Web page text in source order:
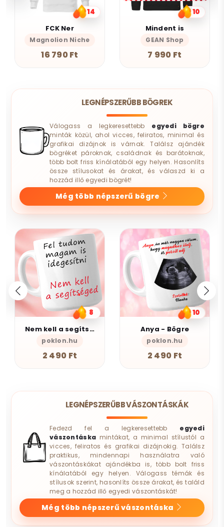
14
FCK Ner
Magnolion Niche
16 790 Ft
10
Mindent is
GEAN Shop
7 990 Ft
LEGNÉPSZERŰBB BÖGREK
Válogass a legkeresettebb egyedi bögre
minták közül, ahol vicces, feliratos, minimal és
grafikai dizájnok is várnak. Találsz ajándék
bögréket pároknak, családnak és barátoknak,
több bolt friss kínálatából egy helyen. Hasonlíts
össze stílusokat és árakat, és válaszd ki a
hozzád illő egyedi bögrét!
Még több népszerű bögre
8
Nem kell a segítsé - Bögre
poklon.hu
2 490 Ft
10
Anya - Bögre
poklon.hu
2 490 Ft
LEGNÉPSZERŰBB VÁSZONTÁSKÁK
Fedezd fel a legkeresettebb egyedi
vászontáska mintákat, a minimal stílustól a
vicces, feliratos és grafikai dizájnokig. Találsz
praktikus, mindennapi használatra való
vászontáskákat ajándékba is, több bolt friss
kínálatából egy helyen. Válogass témák és
stílusok szerint, hasonlíts össze árakat, és találd
meg a hozzád illő egyedi vászontáskát!
Még több népszerű vászontáska